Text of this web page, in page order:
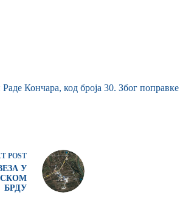
Кончара, код броја 30. Због
POST
У
БРДУ